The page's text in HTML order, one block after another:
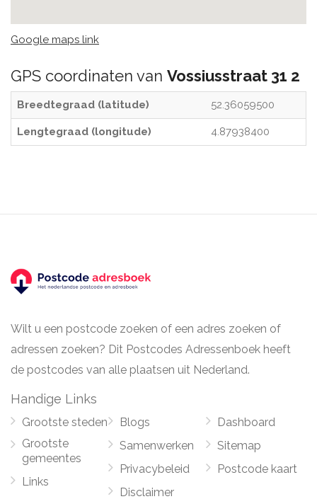
Google maps link
GPS coordinaten van Vossiusstraat 31 2
Breedtegraad (latitude) 52.36059500
Lengtegraad (longitude) 4.87938400
Wilt u een postcode zoeken of een adres zoeken of
adressen zoeken? Dit Postcodes Adressenboek heeft
de postcodes van alle plaatsen uit Nederland.
Handige Links
Grootste steden
Grootste
gemeentes
Links
Blogs
Samenwerken
Privacybeleid
Disclaimer
Dashboard
Sitemap
Postcode kaart